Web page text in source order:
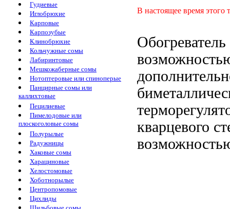
Гудиевые
Иглобрюхие
Карповые
Карпозубые
Клинобрюхие
Кольчужные сомы
Лабиринтовые
Мешкожаберные сомы
Нотоптеровые или спиноперые
Панцирные сомы или
каллихтовые
Пецилиевые
Пимелодовые или
плоскоголовые сомы
Полурылые
Радужницы
Хаковые сомы
Харациновые
Хелостомовые
Хоботнорылые
Центропомовые
Цихлиды
В настоящее время этого
Обогреватель
кварцевого